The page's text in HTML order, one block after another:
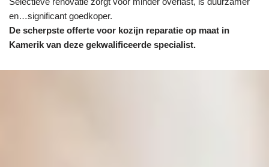
en…significant goedkoper.
De scherpste offerte voor kozijn reparatie op maat in
Kamerik van deze gekwalificeerde specialist.